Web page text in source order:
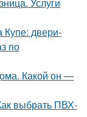
Купе: двери-
по
Какой он —
выбрать ПВХ-